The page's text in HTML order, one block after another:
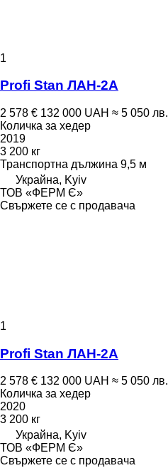
1
Profi Stan ЛАН-2А
2 578 € 132 000 UAH ≈ 5 050 лв.
Количка за хедер
2019
3 200 кг
Транспортна дължина 9,5 м
Украйна, Kyiv
ТОВ «ФЕРМ Є»
Свържете се с продавача
1
Profi Stan ЛАН-2А
2 578 € 132 000 UAH ≈ 5 050 лв.
Количка за хедер
2020
3 200 кг
Украйна, Kyiv
ТОВ «ФЕРМ Є»
Свържете се с продавача